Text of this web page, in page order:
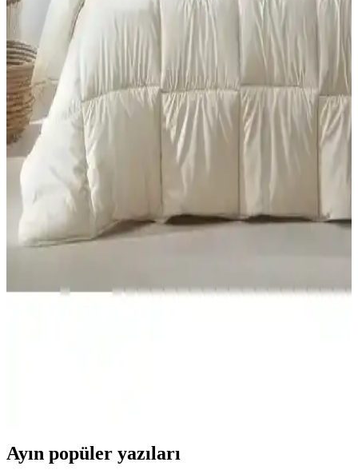
İki farklı Formeya Lüx yorganını detaylı karşılaştırıyoruz. Ölçüler,
malzeme, kullanım özellikleri ve kullanıcı yorumlarıyla ürünlerin
performansını analiz ediyoruz.
Yataş Dacron Aerelle Blue ve Climarelle Yorgan
Karşılaştırması 4 Mevsim Kullanım ve Kalite
Özellikleri
İki farklı Yataş yorganını karşılaştırıyoruz. Malzeme, kullanım,
yıkama ve kullanıcı geri bildirimleri detaylı incelenerek, performans
ve dayanıklılık açısından değerlendirilmiştir.
GOLDRİSE Melissa ve Teksnil Home Çift Kişilik
Welsoft Yorgan Karşılaştırması
seçimi yapmanıza yardımcı oluyor.
Ayın popüler yazıları